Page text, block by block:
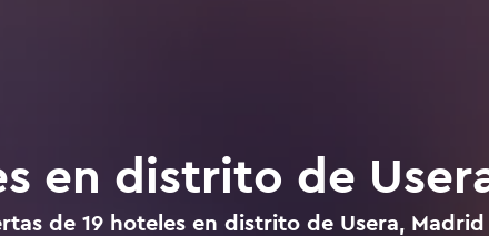
en distrito de
de 19 hoteles en distrito de Usera, Madrid